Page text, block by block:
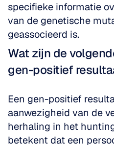
specifieke informatie
van de genetische
geassocieerd is.
Wat zijn de
gen-positief
Een gen-positief
aanwezigheid van de
herhaling in het
betekent dat een